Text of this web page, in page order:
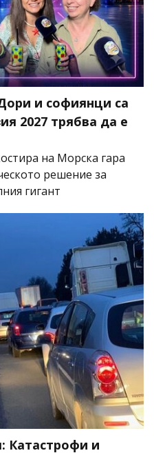
и софиянци са
2027 трябва да е
на Морска гара
решение за
гигант
Катастрофи и